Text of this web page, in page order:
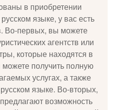
в приобретении
языке, у вас есть
Во-первых, вы можете
агентств или
которые находятся в
получить полную
услугах, а также
языке. Во-вторых,
возможность